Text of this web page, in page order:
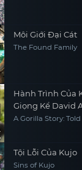
Môi Giới Đại Cát
The Found Family
Hành Trình Của
Giọng Kể David
A Gorilla Story:
Tội Lỗi Của Kujo
Sins of Kujo